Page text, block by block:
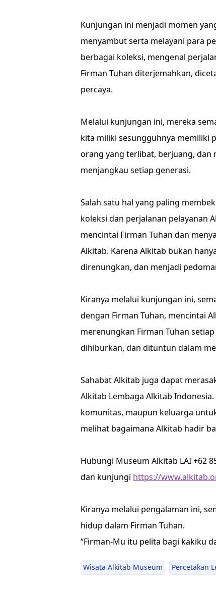
Kunjungan ini menjadi momen
menyambut serta melayani para
berbagai koleksi, mengenal
Firman Tuhan diterjemahkan,
percaya.
Melalui kunjungan ini, mereka
kita miliki sesungguhnya memiliki
orang yang terlibat, berjuang, dan
menjangkau setiap generasi.
Salah satu hal yang paling
koleksi dan perjalanan pelayanan
mencintai Firman Tuhan dan
Alkitab. Karena Alkitab bukan
direnungkan, dan menjadi
Kiranya melalui kunjungan ini,
dengan Firman Tuhan, mencintai
merenungkan Firman Tuhan
dihiburkan, dan dituntun dalam
Sahabat Alkitab juga dapat
Alkitab Lembaga Alkitab
komunitas, maupun keluarga
melihat bagaimana Alkitab hadir
Hubungi Museum Alkitab LAI +62
dan kunjungi https://
Kiranya melalui pengalaman ini,
hidup dalam Firman Tuhan.
“Firman-Mu itu pelita bagi kakiku
Wisata Alkitab Museum Percetakan